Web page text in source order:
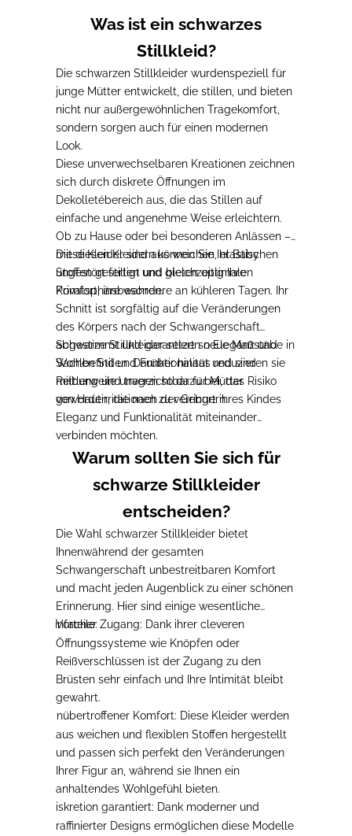
Was ist ein schwarzes
Stillkleid?
Die schwarzen Stillkleider wurdenspeziell für
junge Mütter entwickelt, die stillen, und bieten
nicht nur außergewöhnlichen Tragekomfort,
sondern sorgen auch für einen modernen
Look.
Diese unverwechselbaren Kreationen zeichnen
sich durch diskrete Öffnungen im
Dekolletébereich aus, die das Stillen auf
einfache und angenehme Weise erleichtern.
Ob zu Hause oder bei besonderen Anlässen –
mit diesen Kleidern können Sie Ihr Baby
ungestört stillen und gleichzeitig Ihre
Privatsphäre wahren.
Diese Kleider sind aus weichen, elastischen
Stoffen gefertigt und bieten optimalen
Komfort, insbesondere an kühleren Tagen.
Ihr
Schnitt ist sorgfältig auf die Veränderungen
des Körpers nach der Schwangerschaft
abgestimmt undgarantiert so Eleganz und
Wohlbefinden. Darüber hinaus reduzieren sie
Reibung und tragen so dazu bei, das Risiko
von Hautirritationen zu verringern.
Schwarze Stillkleidersetzen neue Maßstäbe in
Sachen Stil und Funktionalität undsind
mittlerweile unverzichtbar für Mütter
geworden, dienach der Geburt ihres Kindes
Eleganz und Funktionalität miteinander
verbinden möchten.
Warum sollten Sie sich für
schwarze Stillkleider
entscheiden?
Die Wahl schwarzer Stillkleider bietet
Ihnenwährend der gesamten
Schwangerschaft unbestreitbaren Komfort
und macht jeden Augenblick zu einer schönen
Erinnerung. Hier sind einige wesentliche
Vorteile:
Einfacher Zugang: Dank ihrer cleveren
Öffnungssysteme wie Knöpfen oder
Reißverschlüssen ist der Zugang zu den
Brüsten sehr einfach und Ihre Intimität bleibt
gewahrt.
Unübertroffener Komfort: Diese Kleider werden
aus weichen und flexiblen Stoffen hergestellt
und passen sich perfekt den Veränderungen
Ihrer Figur an, während sie Ihnen ein
anhaltendes Wohlgefühl bieten.
Diskretion garantiert: Dank moderner und
raffinierter Designs ermöglichen diese Modelle